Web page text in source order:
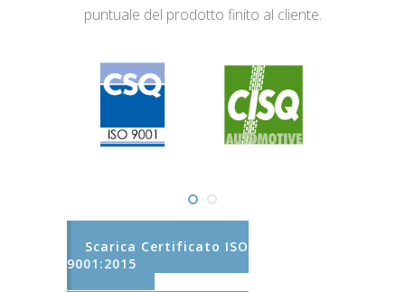
puntuale del prodotto finito al cliente.
Scarica Certificato ISO
9001:2015